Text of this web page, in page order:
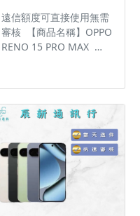
遠信額度可直接使用無需
審核 【商品名稱】OPPO
RENO 15 PRO MAX
問題都歡迎洽群官方
LINE：@kjg6280d • 七日
鑑賞期內，如商品有問
題，請盡速向我們告知並
且協助處理 • 全新品為原
廠保固一年，中古機店家
保固15天 • 店家擁有隨時
修改、變更、暫停活動之